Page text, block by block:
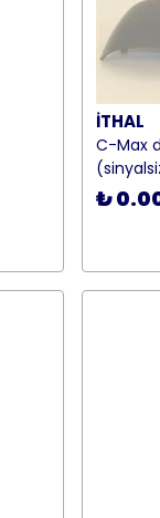
İTHAL
C-Max
₺